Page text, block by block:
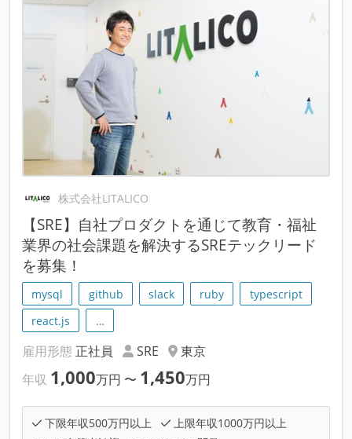
株式会社LITALICO
【SRE】自社プロダクトを通じて教育・福祉
業界の社会課題を解決するSREテックリード
を募集！
mysql github slack ruby
typescript
react.js
…
雇用形態 正社員 SRE
東京
年収 1,000万円 〜 1,450万円
下限年収500万円以上
上限年収1000万円以上